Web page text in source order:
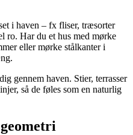
i haven – fx fliser, træsorter
ro. Har du et hus med mørke
eller mørke stålkanter i
gennem haven. Stier, terrasser
så de føles som en naturlig